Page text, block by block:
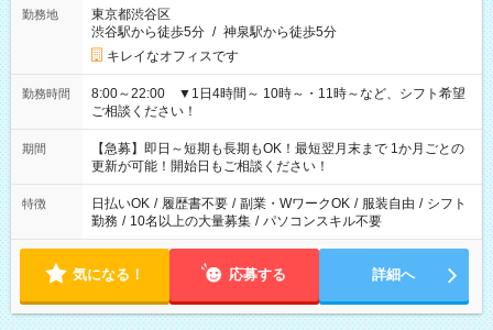
勤務地
東京都渋谷区
渋谷駅から徒歩5分 / 神泉駅から徒歩5分
キレイなオフィスです
勤務時間
8:00～22:00 ▼1日4時間～ 10時～・11時～など、シフト希望
ご相談ください！
期間
【急募】即日～短期も長期もOK！最短翌月末まで 1か月ごとの
更新が可能！開始日もご相談ください！
特徴 日払いOK / 履歴書不要 / 副業・WワークOK / 服装自由 / シフト
勤務 / 10名以上の大量募集 / パソコンスキル不要
気になる！ 応募する 詳細へ